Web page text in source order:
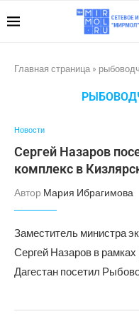
Главная страница »
Новости
Сергей Назаров
комплекс в
Автор Мария Ибрагимова
Заместитель министра
Сергей Назаров в
Дагестан посетил